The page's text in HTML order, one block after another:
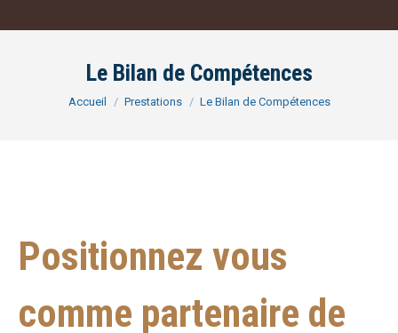
Le Bilan de Compétences
Vous êtes ici :
Accueil Prestations Le Bilan de Compétences
Positionnez vous
comme partenaire de